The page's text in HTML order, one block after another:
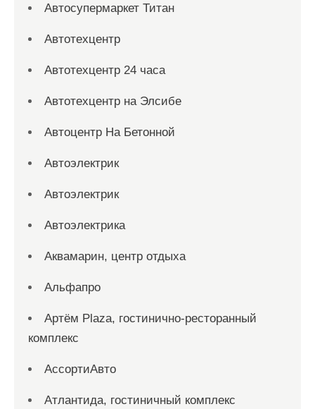
Автосупермаркет Титан
Автотехцентр
Автотехцентр 24 часа
Автотехцентр на Элсибе
Автоцентр На Бетонной
Автоэлектрик
Автоэлектрик
Автоэлектрика
Аквамарин, центр отдыха
Альфапро
Артём Plaza, гостинично-ресторанный
комплекс
АссортиАвто
Атлантида, гостиничный комплекс